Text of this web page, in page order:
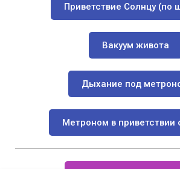
Приветствие Солнцу (по
Вакуум живота
Дыхание под
Метроном в приветствии